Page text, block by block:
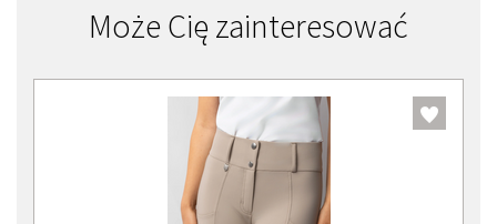
Może Cię zainteresować